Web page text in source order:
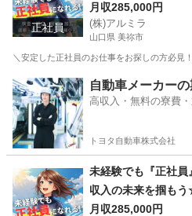
正社員
月収285,000円
(株)アルミラ
山口県 美祢市
＼安定した正社員のお仕事をお探しの方必見
山口 美祢市 工場 未経験
自動車メーカー
高収入・無料の寮費
トヨタ自動車株式会社
未経験でも『正社
収入の未来を掴も
月収285,000円